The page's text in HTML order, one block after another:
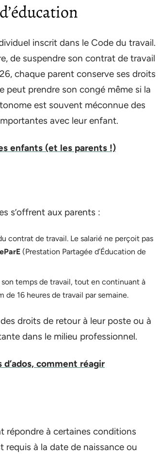
inscrit dans le Code du travail.
de suspendre son contrat de travail
chaque parent conserve ses droits
peut prendre son congé même si la
est souvent méconnue des
avec leur enfant.
enfants (et les parents !)
s’offrent aux parents :
contrat de travail. Le salarié ne perçoit pas
(Prestation Partagée d’Éducation de
temps de travail, tout en continuant à
16 heures de travail par semaine.
droits de retour à leur poste ou à
dans le milieu professionnel.
comment réagir
répondre à certaines conditions
requis à la date de naissance ou